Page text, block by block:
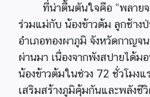
ที่น่าตื้นตันใจคือ “พลาย
ร่วมแม่กับ น้องข้าวต้ม ลูกช้า
อำเภอทองผาภูมิ จังหวัดกาญจ
ผ่านมา เนื่องจากพังสปายได้
น้องข้าวต้มในช่วง 72 ชั่วโมงแ
เสริมสร้างภูมิคุ้มกันและพลังชี